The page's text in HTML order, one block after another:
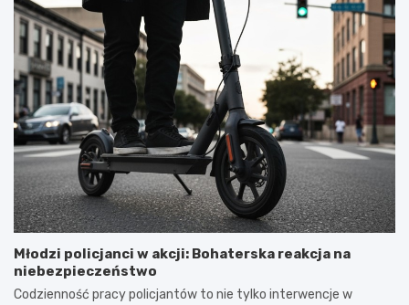
Młodzi policjanci w akcji: Bohaterska reakcja na
niebezpieczeństwo
Codzienność pracy policjantów to nie tylko interwencje w